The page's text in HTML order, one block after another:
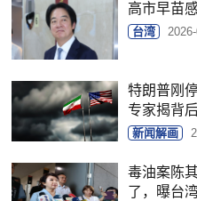
高市早苗
台湾
特朗普刚
专家揭背
新闻解画
毒油案陈
了，曝台